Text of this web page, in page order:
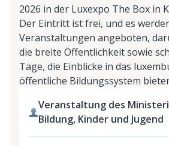
2026 in der Luxexpo The Box in
Der Eintritt ist frei, und es
Veranstaltungen angeboten,
die breite Öffentlichkeit sowie
Tage, die Einblicke in das
öffentliche Bildungssystem
Veranstaltung des
Bildung, Kinder und Jugend